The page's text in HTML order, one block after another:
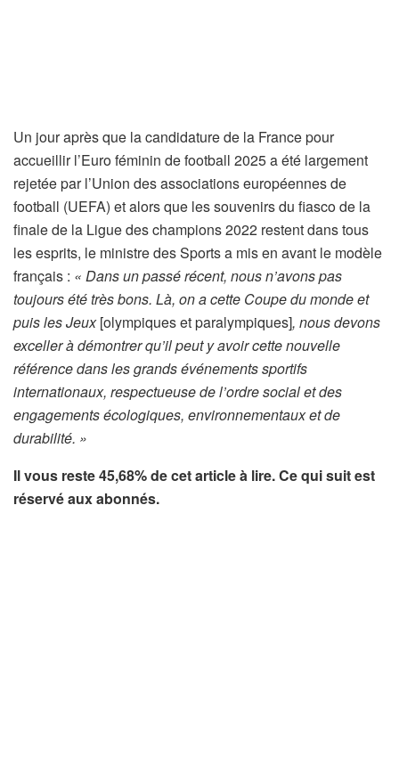
Un jour après que la candidature de la France pour
accueillir l’Euro féminin de football 2025 a été largement
rejetée par l’Union des associations européennes de
football (UEFA) et alors que les souvenirs du fiasco de la
finale de la Ligue des champions 2022 restent dans tous
les esprits, le ministre des Sports a mis en avant le modèle
français : « Dans un passé récent, nous n’avons pas
toujours été très bons. Là, on a cette Coupe du monde et
puis les Jeux[olympiques et paralympiques], nous devons
exceller à démontrer qu’il peut y avoir cette nouvelle
référence dans les grands événements sportifs
internationaux, respectueuse de l’ordre social et des
engagements écologiques, environnementaux et de
durabilité. »
Il vous reste 45,68% de cet article à lire. Ce qui suit est
réservé aux abonnés.